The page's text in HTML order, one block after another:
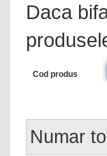
Daca
Cod produs
Numar